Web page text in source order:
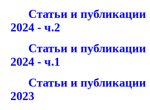
Статьи и публикации
2024 - ч.2
Статьи и публикации
2024 - ч.1
Статьи и публикации
2023